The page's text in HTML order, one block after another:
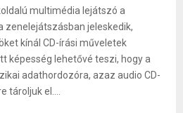
multimédia lejátszó a
zenelejátszásban jeleskedik,
kínál CD-írási műveletek
képesség lehetővé teszi, hogy a
adathordozóra, azaz audio CD-
tároljuk el....